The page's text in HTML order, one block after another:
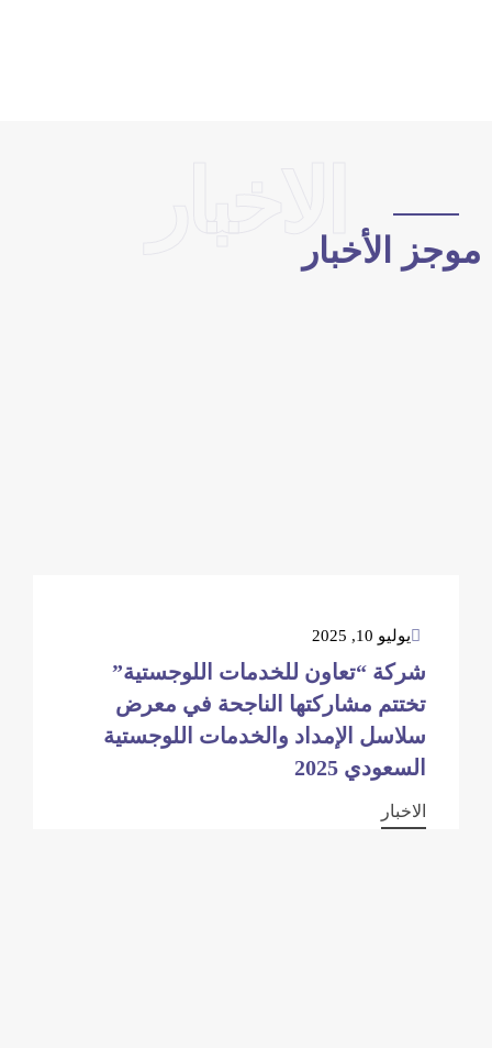
الأخبار
يوليو 10, 2025
شركة “تعاون للخدمات اللوجستية”
تختتم مشاركتها الناجحة في معرض
سلاسل الإمداد والخدمات اللوجستية
السعودي 2025
الاخبار